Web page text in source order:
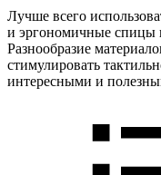
Лучше всего
и эргономичные спицы
Разнообразие
стимулировать
интересными и